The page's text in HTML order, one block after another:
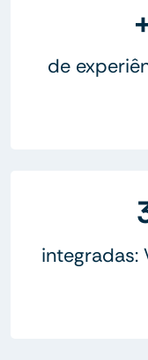
de
integradas: